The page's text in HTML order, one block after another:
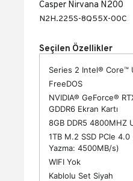
Casper Nirvana N200
N2H.225S-8Q55X-00C
Seçilen Özellikler
Series 2 Intel® Core™
FreeDOS
NVIDIA® GeForce®
GDDR6 Ekran Kartı
8GB DDR5 4800MHZ
1TB M.2 SSD PCle
Yazma: 4500MB/s)
WIFI Yok
Kablolu Set Siyah